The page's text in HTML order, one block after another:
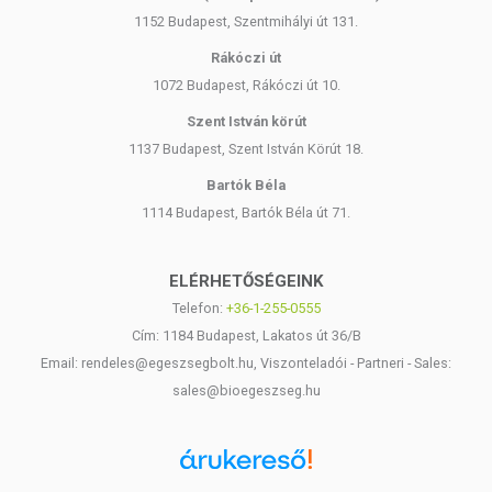
A C-vitamin szerepet játszik a vérerek normális struktúrájának
egészséges működését.
D-vitaminszintű embereknek kétszer akkora esélye van
BÉTA-KAROTIN:
Védi az érrendszerben szállított zsírrészecskéket az
oxidálódástól és a szív- és érrendszer károsodásától. Számos
1152 Budapest, Szentmihályi út 131.
Rákóczi út
1072 Budapest, Rákóczi út 10.
Szent István körút
1137 Budapest, Szent István Körút 18.
Bartók Béla
1114 Budapest, Bartók Béla út 71.
ELÉRHETŐSÉGEINK
Telefon: +36-1-255-0555
Cím: 1184 Budapest, Lakatos út 36/B
Email: rendeles@egeszsegbolt.hu, Viszonteladói - Partneri - Sales:
sales@bioegeszseg.hu